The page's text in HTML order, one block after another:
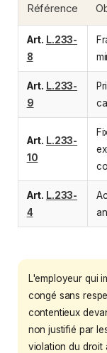
Référence
Art. L.233-
8
Art. L.233-
9
Art. L.233-
10
Art. L.233-
4
L'employeur qui
congé sans
contentieux
non justifié par
violation du droit